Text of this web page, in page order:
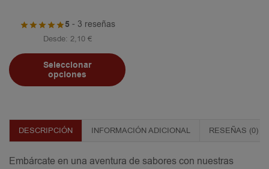
5- 3 reseñas
Desde: 2,10 €
Seleccionar
opciones
DESCRIPCIÓN INFORMACIÓN ADICIONAL RESEÑAS (0)
Embárcate en una aventura de sabores con nuestras